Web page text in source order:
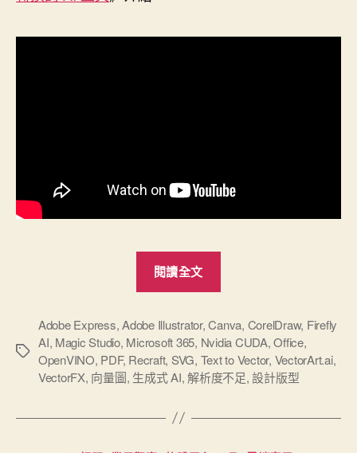
閱讀全文
幾
個
AI
生
標
Adobe Express,Adobe Illustrator,Canva, CorelDraw, Firefly
AI, Magic Studio, Microsoft 365, Nvidia CUDA,Office,
OpenVINO, PDF, Recraft, SVG, Text to Vector, VectorArt.ai,
VectorFX, 向量圖, 生成式 AI,解析度不足,設計版型